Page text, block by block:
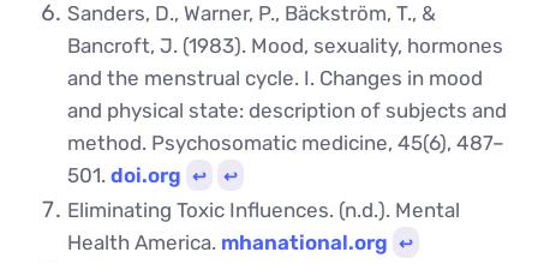
Sanders, D., Warner, P., Bäckström, T., &
Bancroft, J. (1983). Mood, sexuality, hormones
and the menstrual cycle. I. Changes in mood
and physical state: description of subjects and
method. Psychosomatic medicine, 45(6), 487–
501. doi.org ↩︎ ↩︎
Eliminating Toxic Influences. (n.d.). Mental
Health America. mhanational.org ↩︎